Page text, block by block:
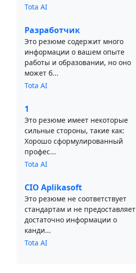
Tota AI
Разработчик
Это резюме содержит много
информации о вашем опыте
работы и образовании, но оно
может б...
Tota AI
1
Это резюме имеет некоторые
сильные стороны, такие как:
Хорошо сформулированный
профес...
Tota AI
CIO Aplikasoft
Это резюме не соответствует
стандартам и не предоставляет
достаточно информации о
канди...
Tota AI